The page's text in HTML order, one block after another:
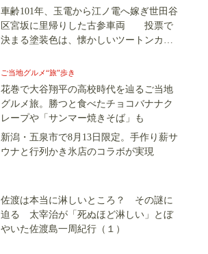
車齢101年、玉電から江ノ電へ嫁ぎ世田谷
区宮坂に里帰りした古参車両 投票で
決まる塗装色は、懐かしいツートンカラ
ご当地グルメ“旅”歩き
花巻で大谷翔平の高校時代を辿るご当地
グルメ旅。勝つと食べたチョコバナナク
レープや「サンマー焼きそば」も
新潟・五泉市で8月13日限定。手作り薪サ
ウナと行列かき氷店のコラボが実現
佐渡は本当に淋しいところ？ その謎に
迫る 太宰治が「死ぬほど淋しい」とぼ
やいた佐渡島一周紀行（１）